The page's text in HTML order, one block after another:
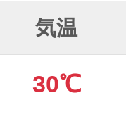
気温
30℃